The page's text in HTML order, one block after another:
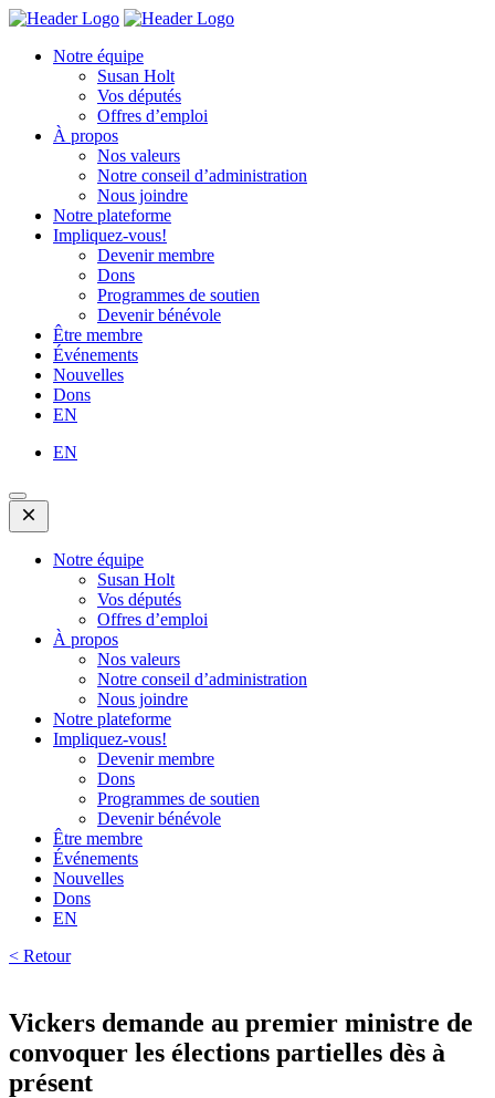
Skip
content
Homepage
Homepage
Notre équipe
Susan Holt
Vos députés
Offres d’emploi
À propos
Nos valeurs
Notre conseil d’administration
Nous joindre
Notre plateforme
Impliquez-vous!
Devenir membre
Dons
Programmes de soutien
Devenir bénévole
Être membre
Événements
Nouvelles
Dons
EN
EN
Open
Mobile
Menu
Notre équipe
Susan Holt
Vos députés
Offres d’emploi
À propos
Nos valeurs
Notre conseil d’administration
Nous joindre
Notre plateforme
Impliquez-vous!
Devenir membre
Dons
Programmes de soutien
Devenir bénévole
Être membre
Événements
Nouvelles
Dons
EN
< Retour
Vickers demande au premier ministre de
convoquer les élections partielles dès à
présent